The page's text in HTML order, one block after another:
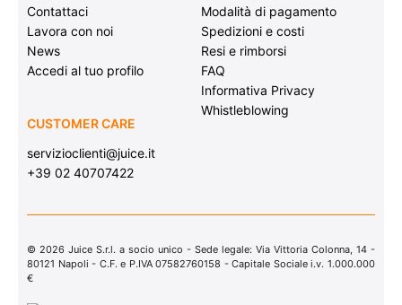
Contattaci
Lavora con noi
News
Accedi al tuo profilo
CUSTOMER CARE
servizioclienti@juice.it
+39 02 40707422
Modalità di pagamento
Spedizioni e costi
Resi e rimborsi
FAQ
Informativa Privacy
Whistleblowing
© 2026 Juice S.r.l. a socio unico - Sede legale: Via Vittoria Colonna, 14 -
80121 Napoli - C.F. e P.IVA 07582760158 - Capitale Sociale i.v. 1.000.000
€